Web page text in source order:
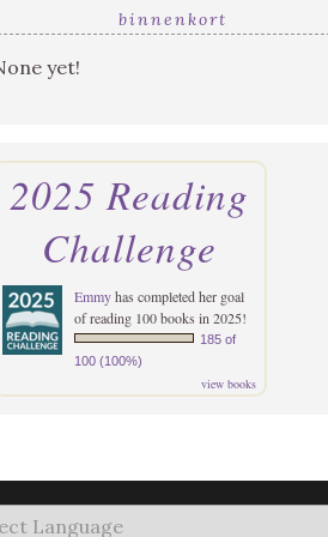
binnenkort
yet!
2025 Reading
Challenge
Emmyhas completed her goal
of reading 100 books in 2025!
185 of
100 (100%)
view books